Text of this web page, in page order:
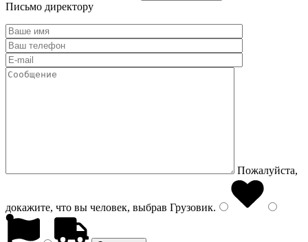
Письмо директору
Пожалуйста,
докажите, что вы человек, выбрав Грузовик.